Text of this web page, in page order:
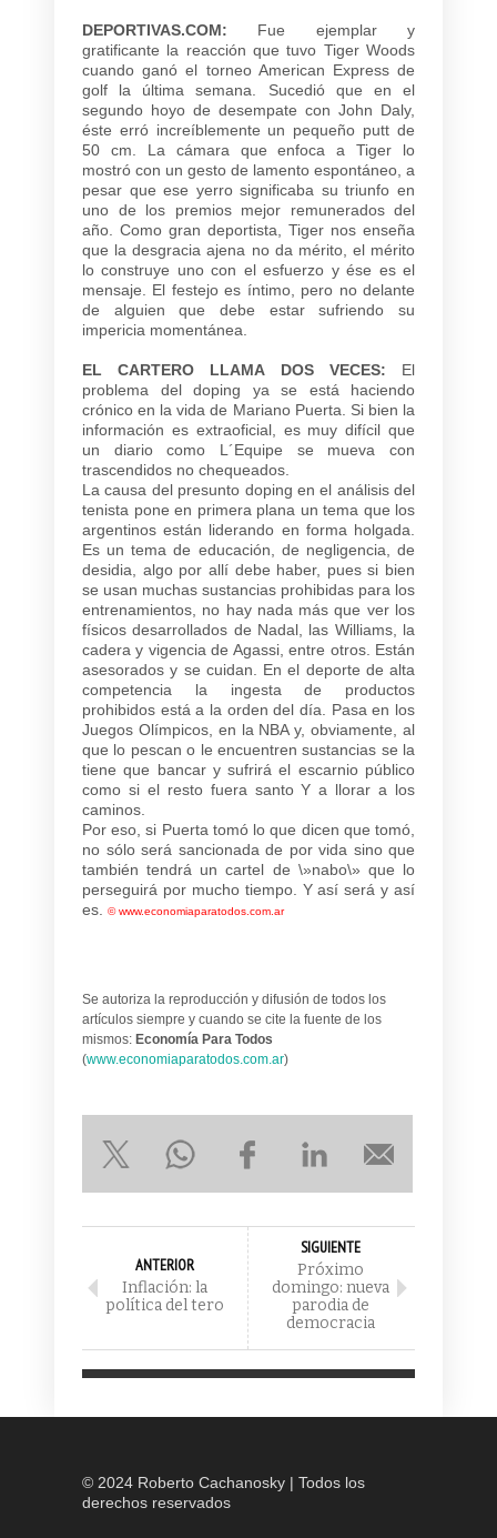
DEPORTIVAS.COM: Fue ejemplar y
gratificante la reacción que tuvo Tiger Woods
cuando ganó el torneo American Express de
golf la última semana. Sucedió que en el
segundo hoyo de desempate con John Daly,
éste erró increíblemente un pequeño putt de
50 cm. La cámara que enfoca a Tiger lo
mostró con un gesto de lamento espontáneo, a
pesar que ese yerro significaba su triunfo en
uno de los premios mejor remunerados del
año. Como gran deportista, Tiger nos enseña
que la desgracia ajena no da mérito, el mérito
lo construye uno con el esfuerzo y ése es el
mensaje. El festejo es íntimo, pero no delante
de alguien que debe estar sufriendo su
impericia momentánea.
EL CARTERO LLAMA DOS VECES: El
problema del doping ya se está haciendo
crónico en la vida de Mariano Puerta. Si bien la
información es extraoficial, es muy difícil que
un diario como L´Equipe se mueva con
trascendidos no chequeados.
La causa del presunto doping en el análisis del
tenista pone en primera plana un tema que los
argentinos están liderando en forma holgada.
Es un tema de educación, de negligencia, de
desidia, algo por allí debe haber, pues si bien
se usan muchas sustancias prohibidas para los
entrenamientos, no hay nada más que ver los
físicos desarrollados de Nadal, las Williams, la
cadera y vigencia de Agassi, entre otros. Están
asesorados y se cuidan. En el deporte de alta
competencia la ingesta de productos
prohibidos está a la orden del día. Pasa en los
Juegos Olímpicos, en la NBA y, obviamente, al
que lo pescan o le encuentren sustancias se la
tiene que bancar y sufrirá el escarnio público
como si el resto fuera santo Y a llorar a los
caminos.
Por eso, si Puerta tomó lo que dicen que tomó,
no sólo será sancionada de por vida sino que
también tendrá un cartel de \»nabo\» que lo
perseguirá por mucho tiempo. Y así será y así
es.
©www.economiaparatodos.com.ar
Se autoriza la reproducción y difusión de todos los
artículos siempre y cuando se cite la fuente de los
mismos: Economía Para Todos
(www.economiaparatodos.com.ar)
ANTERIOR
Inflación: la
política del tero
SIGUIENTE
Próximo
domingo: nueva
parodia de
democracia
© 2024 Roberto Cachanosky | Todos los
derechos reservados